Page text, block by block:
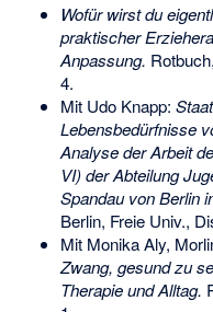
Wofür wirst du
praktischer
Anpassung.
4.
Mit Udo Knapp:
Lebensbedürfnisse
Analyse der Arbeit
VI) der Abteilung
Spandau von Berlin
Berlin, Freie Univ.,
Mit Monika Aly,
Zwang, gesund zu
Therapie und Alltag.